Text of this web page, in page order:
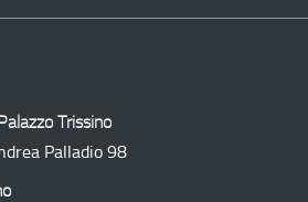
Trissino
Palladio 98